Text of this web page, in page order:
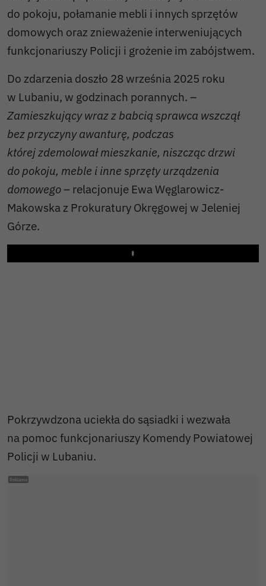
do pokoju, połamanie mebli i innych sprzętów
domowych oraz znieważenie interweniujących
funkcjonariuszy Policji i grożenie im zabójstwem.
Do zdarzenia doszło 28 września 2025 roku
w Lubaniu, w godzinach porannych. –
Zamieszkujący wraz z babcią sprawca wszczął
bez przyczyny awanturę, podczas
której zdemolował mieszkanie, niszcząc drzwi
do pokoju, meble i inne sprzęty urządzenia
domowego– relacjonuje Ewa Węglarowicz-
Makowska z Prokuratury Okręgowej w Jeleniej
Górze.
Play
Pokrzywdzona uciekła do sąsiadki i wezwała
na pomoc funkcjonariuszy Komendy Powiatowej
Policji w Lubaniu.